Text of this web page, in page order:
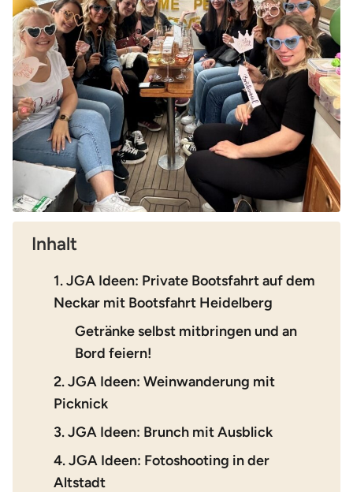
Inhalt
1. JGA Ideen: Private Bootsfahrt auf dem
Neckar mit Bootsfahrt Heidelberg
Getränke selbst mitbringen und an
Bord feiern!
2. JGA Ideen: Weinwanderung mit
Picknick
3. JGA Ideen: Brunch mit Ausblick
4. JGA Ideen: Fotoshooting in der
Altstadt